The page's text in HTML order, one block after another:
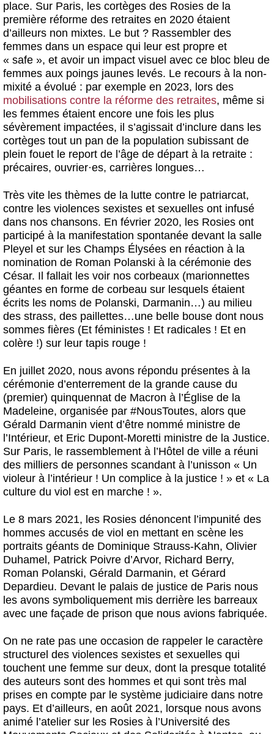
place. Sur Paris, les cortèges des Rosies de la
première réforme des retraites en 2020 étaient
d’ailleurs non mixtes. Le but ? Rassembler des
femmes dans un espace qui leur est propre et
« safe », et avoir un impact visuel avec ce bloc bleu de
femmes aux poings jaunes levés. Le recours à la non-
mixité a évolué : par exemple en 2023, lors des
mobilisations contre la réforme des retraites, même si
les femmes étaient encore une fois les plus
sévèrement impactées, il s’agissait d’inclure dans les
cortèges tout un pan de la population subissant de
plein fouet le report de l’âge de départ à la retraite :
précaires, ouvrier·es, carrières longues…
Très vite les thèmes de la lutte contre le patriarcat,
contre les violences sexistes et sexuelles ont infusé
dans nos chansons. En février 2020, les Rosies ont
participé à la manifestation spontanée devant la salle
Pleyel et sur les Champs Élysées en réaction à la
nomination de Roman Polanski à la cérémonie des
César. Il fallait les voir nos corbeaux (marionnettes
géantes en forme de corbeau sur lesquels étaient
écrits les noms de Polanski, Darmanin…) au milieu
des strass, des paillettes…une belle bouse dont nous
sommes fières (Et féministes ! Et radicales ! Et en
colère !) sur leur tapis rouge !
En juillet 2020, nous avons répondu présentes à la
cérémonie d’enterrement de la grande cause du
(premier) quinquennat de Macron à l’Église de la
Madeleine, organisée par #NousToutes, alors que
Gérald Darmanin vient d’être nommé ministre de
l’Intérieur, et Eric Dupont-Moretti ministre de la Justice.
Sur Paris, le rassemblement à l’Hôtel de ville a réuni
des milliers de personnes scandant à l’unisson « Un
violeur à l’intérieur ! Un complice à la justice ! » et « La
culture du viol est en marche ! ».
Le 8 mars 2021, les Rosies dénoncent l’impunité des
hommes accusés de viol en mettant en scène les
portraits géants de Dominique Strauss-Kahn, Olivier
Duhamel, Patrick Poivre d’Arvor, Richard Berry,
Roman Polanski, Gérald Darmanin, et Gérard
Depardieu. Devant le palais de justice de Paris nous
les avons symboliquement mis derrière les barreaux
avec une façade de prison que nous avions fabriquée.
On ne rate pas une occasion de rappeler le caractère
structurel des violences sexistes et sexuelles qui
touchent une femme sur deux, dont la presque totalité
des auteurs sont des hommes et qui sont très mal
prises en compte par le système judiciaire dans notre
pays. Et d’ailleurs, en août 2021, lorsque nous avons
animé l’atelier sur les Rosies à l’Université des